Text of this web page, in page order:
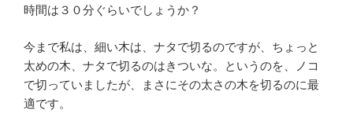
時間は３０分ぐらいでしょうか？
今まで私は、細い木は、ナタで切るのですが、ちょっと
太めの木、ナタで切るのはきついな。というのを、ノコ
で切っていましたが、まさにその太さの木を切るのに最
適です。